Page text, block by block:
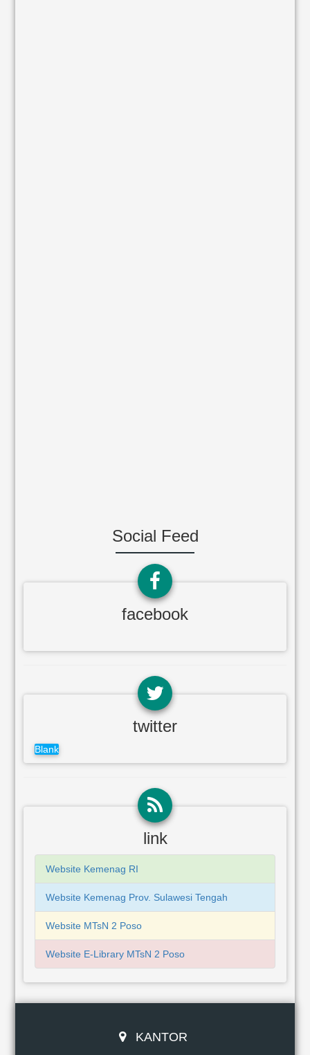
Social Feed
facebook
twitter
Blank
link
Website Kemenag RI
Website Kemenag Prov. Sulawesi Tengah
Website MTsN 2 Poso
Website E-Library MTsN 2 Poso
KANTOR